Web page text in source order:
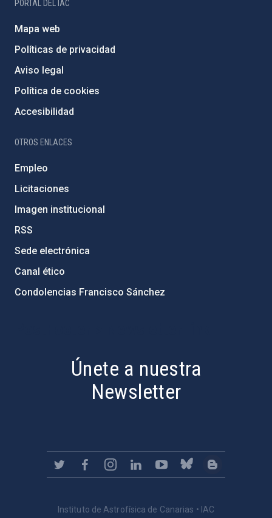
PORTAL DEL IAC
Mapa web
Políticas de privacidad
Aviso legal
Política de cookies
Accesibilidad
OTROS ENLACES
Empleo
Licitaciones
Imagen institucional
RSS
Sede electrónica
Canal ético
Condolencias Francisco Sánchez
Únete a nuestra
Newsletter
Instituto de Astrofísica de Canarias • IAC